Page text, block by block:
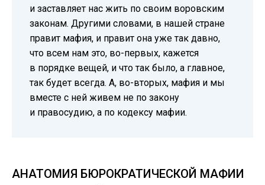
и заставляет нас жить по своим воровским
законам. Другими словами, в нашей стране
правит мафия, и правит она уже так давно,
что всем нам это, во-первых, кажется
в порядке вещей, и что так было, а главное,
так будет всегда. А, во-вторых, мафия и мы
вместе с ней живем не по закону
и правосудию, а по кодексу мафии.
АНАТОМИЯ БЮРОКРАТИЧЕСКОЙ МАФИИ